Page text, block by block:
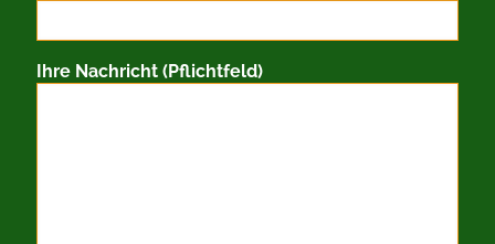
Ihre Nachricht (Pflichtfeld)